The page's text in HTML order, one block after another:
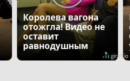
Королева вагона
отожгла! Видео не
оставит
равнодушным